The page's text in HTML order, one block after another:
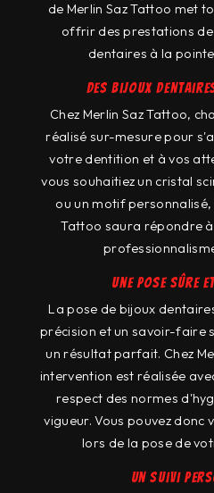
de Merlin Saz Tattoo met
offrir des prestations
dentaires à la
Des bijoux
Chez Merlin Saz Tattoo,
réalisé sur-mesure pour
votre dentition et à vos
vous souhaitiez un cristal
ou un motif personnalisé,
Tattoo saura répondre
Une pose sûre
La pose de bijoux
précision et un savoir-faire
un résultat parfait. Chez
intervention est réalisée
respect des normes
vigueur. Vous pouvez donc
lors de la pose de
Un suivi